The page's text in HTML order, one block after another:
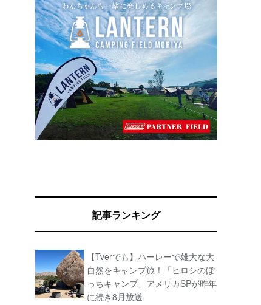
記事ランキング
【Tverでも】ハーレーで雄大な大
自然をキャンプ旅！「ヒロシのぼ
っちキャンプ」アメリカSPが昨年
に続き8月放送